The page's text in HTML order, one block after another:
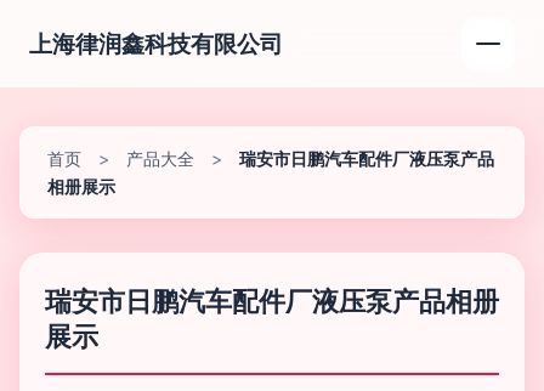
上海律润鑫科技有限公司
首页 > 产品大全 >
瑞安市日鹏汽车配件厂液压泵产品
相册展示
瑞安市日鹏汽车配件厂液压泵产品相册
展示